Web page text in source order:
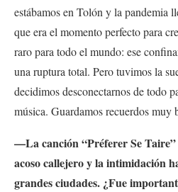
estábamos en Tolón y la pandemia
que era el momento perfecto para
raro para todo el mundo: ese
una ruptura total. Pero tuvimos la
decidimos desconectarnos de todo
música. Guardamos recuerdos muy
—La canción “Préferer Se
acoso callejero y la intimidación
grandes ciudades. ¿Fue